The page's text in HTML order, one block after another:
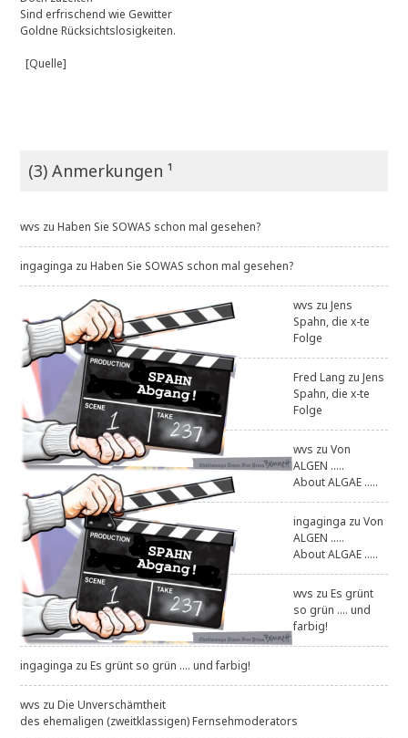
Sind erfrischend wie Gewitter
Goldne Rücksichtslosigkeiten.
[Quelle]
(3) Anmerkungen ¹
wvs zuHaben Sie SOWAS schon mal gesehen?
ingaginga zuHaben Sie SOWAS schon mal gesehen?
wvs zuJens
Spahn, die x-te
Folge
Fred Lang zuJens
Spahn, die x-te
Folge
wvs zuVon
ALGEN .....
About ALGAE .....
ingaginga zuVon
ALGEN .....
About ALGAE .....
wvs zuEs grünt
so grün .... und
farbig!
ingaginga zuEs grünt so grün .... und farbig!
wvs zuDie Unverschämtheit
des ehemaligen (zweitklassigen) Fernsehmoderators